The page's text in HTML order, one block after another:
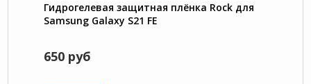
Гидрогелевая защитная плёнка Rock для
Samsung Galaxy S21 FE
650 руб